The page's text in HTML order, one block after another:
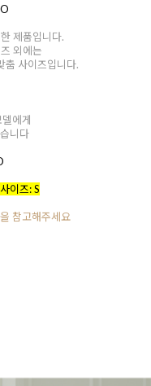
제품입니다.
외에는
춤 사이즈입니다.
에게
니다
이즈: S
참고해주세요